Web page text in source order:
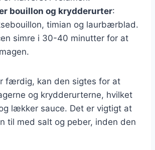
bouillon og krydderurter:
timian og laurbærblad.
simre i 30-40 minutter for at
færdig, kan den sigtes for at
og krydderurterne, hvilket
lækker sauce. Det er vigtigt at
til med salt og peber, inden den